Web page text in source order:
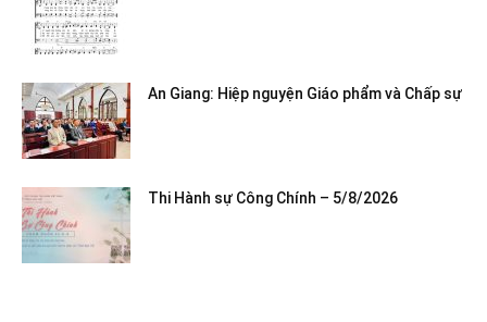
An Giang: Hiệp nguyện Giáo phẩm và Chấp sự
Thi Hành sự Công Chính – 5/8/2026